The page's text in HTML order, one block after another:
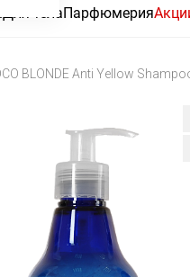
Для телаПарфюмерия
BLONDE Anti Yellow